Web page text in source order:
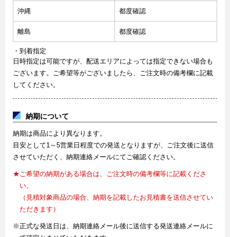
沖縄 都度確認
離島 都度確認
・到着指定
日時指定は可能ですが、配送エリアによっては指定できない場合も
ございます。ご希望等がございましたら、ご注文時の備考欄に記載
してください。
納期について
納期は商品により異なります。
目安として1～5営業日程度での発送となりますが、ご注文後に送信
させていただく、納期連絡メールにてご確認ください。
★ご希望の納期がある場合は、ご注文時の備考欄等に記載くださ
い。
（見積対象商品の場合、納期を記載したお見積書を送信させてい
ただきます）
※正式な発送日は、納期連絡メール後に送信する発送連絡メールに